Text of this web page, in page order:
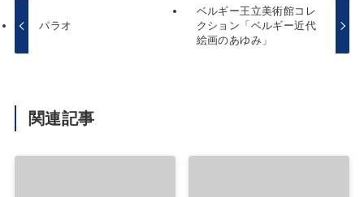
パラオ
ベルギー王立美術館コレ
クション「ベルギー近代
絵画のあゆみ」
関連記事